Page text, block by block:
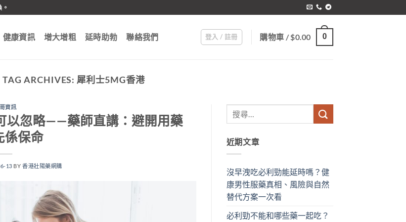
健康資訊 增大增粗 延時助勃 聯絡我們 登入 / 註冊 購物車 /$0.00 0
TAG ARCHIVES: 犀利士5MG香港
資訊
以忽略——藥師直講：避開用藥
係保命
13 BY香港壯陽藥網購
近期文章
沒早洩吃必利勁能延時嗎？健
康男性服藥真相、風險與自然
替代方案一次看
必利勁不能和哪些藥一起吃？